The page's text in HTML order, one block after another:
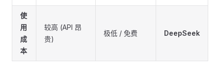
使
用
成
本
较高 (API 昂
贵)
极低 / 免费 DeepSeek